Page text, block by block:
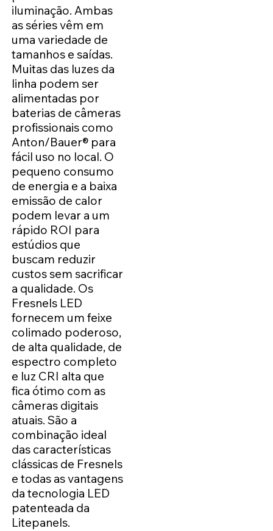
iluminação. Ambas
as séries vêm em
uma variedade de
tamanhos e saídas.
Muitas das luzes da
linha podem ser
alimentadas por
baterias de câmeras
profissionais como
Anton/Bauer® para
fácil uso no local. O
pequeno consumo
de energia e a baixa
emissão de calor
podem levar a um
rápido ROI para
estúdios que
buscam reduzir
custos sem sacrificar
a qualidade. Os
Fresnels LED
fornecem um feixe
colimado poderoso,
de alta qualidade, de
espectro completo
e luz CRI alta que
fica ótimo com as
câmeras digitais
atuais. São a
combinação ideal
das características
clássicas de Fresnels
e todas as vantagens
da tecnologia LED
patenteada da
Litepanels.